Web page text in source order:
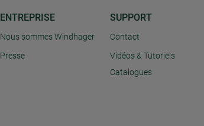
ENTREPRISE
Nous sommes Windhager
Presse
SUPPORT
Contact
Vidéos & Tutoriels
Catalogues